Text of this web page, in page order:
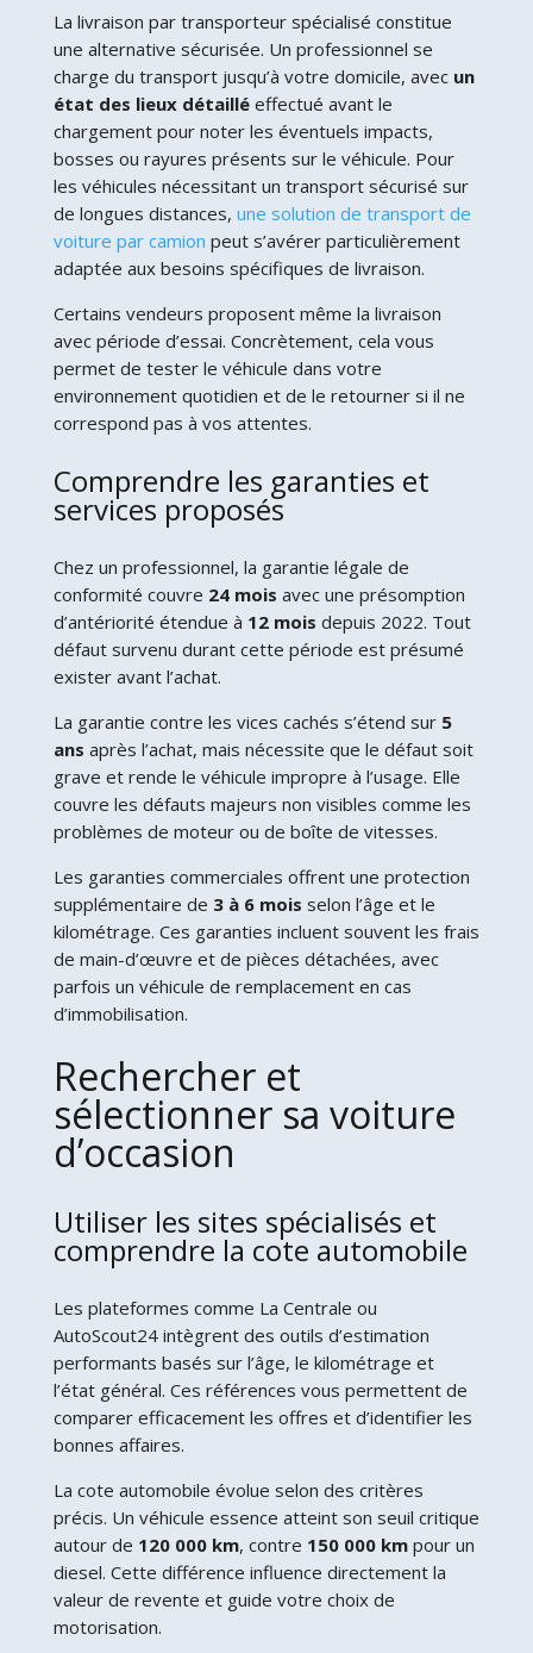
La livraison par transporteur spécialisé constitue
une alternative sécurisée. Un professionnel se
charge du transport jusqu’à votre domicile, avec un
état des lieux détailléeffectué avant le
chargement pour noter les éventuels impacts,
bosses ou rayures présents sur le véhicule. Pour
les véhicules nécessitant un transport sécurisé sur
de longues distances, une solution de transport de
voiture par camion peut s’avérer particulièrement
adaptée aux besoins spécifiques de livraison.
Certains vendeurs proposent même la livraison
avec période d’essai. Concrètement, cela vous
permet de tester le véhicule dans votre
environnement quotidien et de le retourner si il ne
correspond pas à vos attentes.
Comprendre les garanties et
services proposés
Chez un professionnel, la garantie légale de
conformité couvre 24 mois avec une présomption
d’antériorité étendue à 12 mois depuis 2022. Tout
défaut survenu durant cette période est présumé
exister avant l’achat.
La garantie contre les vices cachés s’étend sur 5
ans après l’achat, mais nécessite que le défaut soit
grave et rende le véhicule impropre à l’usage. Elle
couvre les défauts majeurs non visibles comme les
problèmes de moteur ou de boîte de vitesses.
Les garanties commerciales offrent une protection
supplémentaire de 3 à 6 mois selon l’âge et le
kilométrage. Ces garanties incluent souvent les frais
de main-d’œuvre et de pièces détachées, avec
parfois un véhicule de remplacement en cas
d’immobilisation.
Rechercher et
sélectionner sa voiture
d’occasion
Utiliser les sites spécialisés et
comprendre la cote automobile
Les plateformes comme La Centrale ou
AutoScout24 intègrent des outils d’estimation
performants basés sur l’âge, le kilométrage et
l’état général. Ces références vous permettent de
comparer efficacement les offres et d’identifier les
bonnes affaires.
La cote automobile évolue selon des critères
précis. Un véhicule essence atteint son seuil critique
autour de 120 000 km, contre 150 000 kmpour un
diesel. Cette différence influence directement la
valeur de revente et guide votre choix de
motorisation.